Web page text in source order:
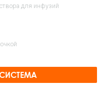
для инфузий